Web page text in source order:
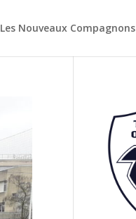
Les Nouveaux Compagnons